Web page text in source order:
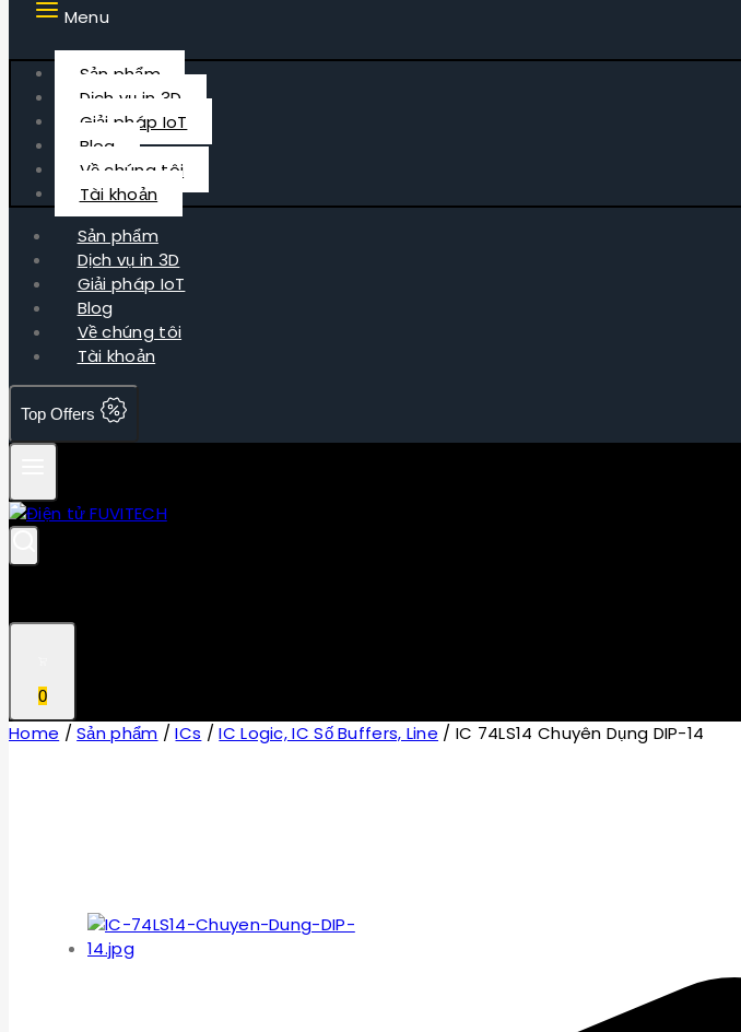
Menu
Sản phẩm
Dịch vụ in 3D
Giải pháp IoT
Blog
Về chúng tôi
Tài khoản
Sản phẩm
Dịch vụ in 3D
Giải pháp IoT
Blog
Về chúng tôi
Tài khoản
Top Offers
0
Home / Sản phẩm / ICs / IC Logic, IC Số Buffers, Line / IC 74LS14 Chuyên Dụng DIP-14